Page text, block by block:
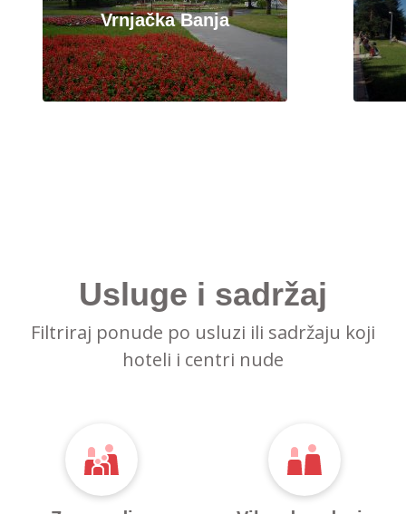
Vrnjačka Banja
Usluge i sadržaj
Filtriraj ponude po usluzi ili sadržaju koji
hoteli i centri nude